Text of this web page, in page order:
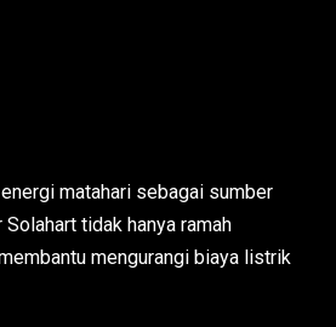
matahari sebagai sumber
tidak hanya ramah
mengurangi biaya listrik